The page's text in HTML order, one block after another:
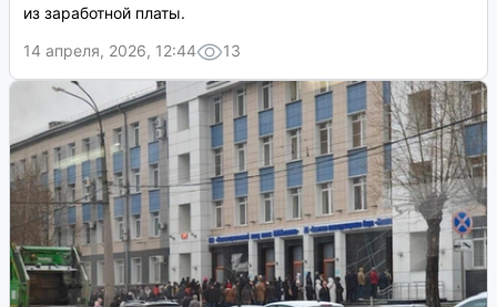
из заработной платы.
14 апреля, 2026, 12:44
13